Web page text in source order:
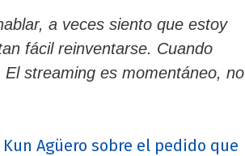
a veces siento que estoy
fácil reinventarse. Cuando
streaming es momentáneo, no
Agüero sobre el pedido que